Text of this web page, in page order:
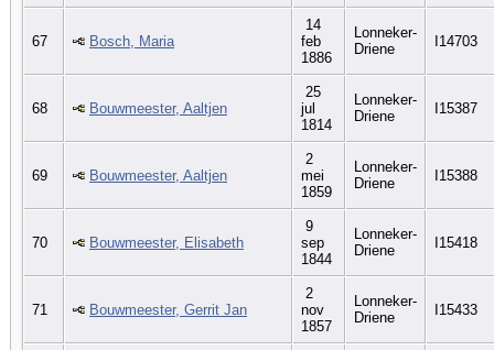
67 Bosch, Maria
14
feb
1886
Lonneker-
Driene
I14703
68 Bouwmeester, Aaltjen
25
jul
1814
Lonneker-
Driene
I15387
69 Bouwmeester, Aaltjen
2
mei
1859
Lonneker-
Driene
I15388
70 Bouwmeester, Elisabeth
9
sep
1844
Lonneker-
Driene
I15418
71 Bouwmeester, Gerrit Jan
2
nov
1857
Lonneker-
Driene
I15433